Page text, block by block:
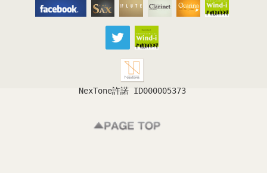
THE SAX The Clarinet
Ocarina
NexTone許諾 ID000005373